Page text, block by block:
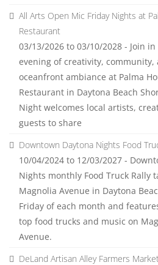
All Arts Open Mic Friday Nights at
Restaurant
03/13/2026 to 03/10/2028 - Join
evening of creativity, community,
oceanfront ambiance at Palma
Restaurant in Daytona Beach
Night welcomes local artists,
guests to share
Downtown Daytona Nights Food
10/04/2024 to 12/03/2027 -
Nights monthly Food Truck Rally
Magnolia Avenue in Daytona
Friday of each month and
top food trucks and music on
Avenue.
DeLand Artisan Alley Farmers